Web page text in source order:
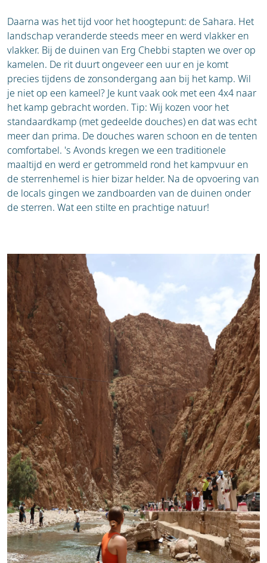
Daarna was het tijd voor het hoogtepunt: de Sahara. Het
landschap veranderde steeds meer en werd vlakker en
vlakker. Bij de duinen van Erg Chebbi stapten we over op
kamelen. De rit duurt ongeveer een uur en je komt
precies tijdens de zonsondergang aan bij het kamp. Wil
je niet op een kameel? Je kunt vaak ook met een 4x4 naar
het kamp gebracht worden. Tip: Wij kozen voor het
standaardkamp (met gedeelde douches) en dat was echt
meer dan prima. De douches waren schoon en de tenten
comfortabel. 's Avonds kregen we een traditionele
maaltijd en werd er getrommeld rond het kampvuur en
de sterrenhemel is hier bizar helder. Na de opvoering van
de locals gingen we zandboarden van de duinen onder
de sterren. Wat een stilte en prachtige natuur!